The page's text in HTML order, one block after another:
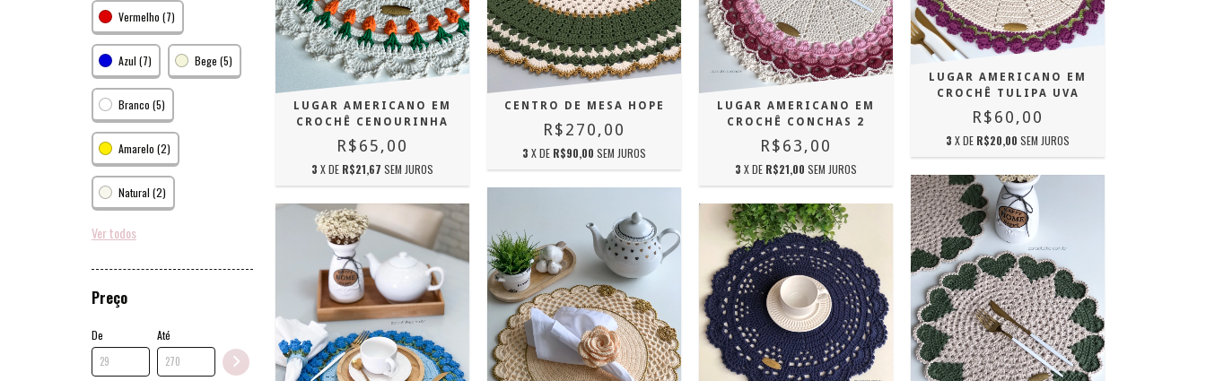
Vermelho (7)
Azul (7) Bege (5)
Branco (5)
Amarelo (2)
Natural (2)
Ver todos
Preço
De Até
LUGAR AMERICANO EM
CROCHÊ CENOURINHA
R$65,00
3 X DE R$21,67 SEM JUROS
CENTRO DE MESA HOPE
R$270,00
3 X DE R$90,00 SEM JUROS
LUGAR AMERICANO EM
CROCHÊ CONCHAS 2
R$63,00
3 X DE R$21,00 SEM JUROS
LUGAR AMERICANO EM
CROCHÊ TULIPA UVA
R$60,00
3 X DE R$20,00 SEM JUROS